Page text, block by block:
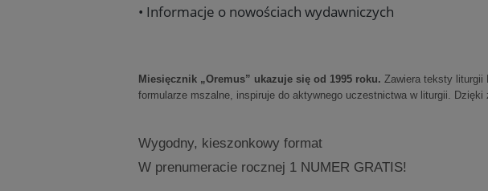
• Informacje o nowościach wydawniczych
Miesięcznik „Oremus” ukazuje się od 1995 roku. Zawiera teksty liturgii
formularze mszalne, inspiruje do aktywnego uczestnictwa w liturgii.
Wygodny, kieszonkowy format
W prenumeracie rocznej 1 NUMER GRATIS!